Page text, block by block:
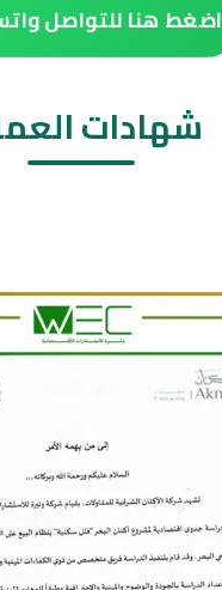
اضغط هنا للتواصل
شهادات